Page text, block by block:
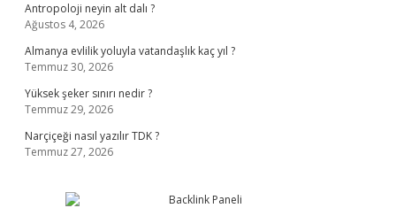
Antropoloji neyin alt dalı ?
Ağustos 4, 2026
Almanya evlilik yoluyla vatandaşlık kaç yıl ?
Temmuz 30, 2026
Yüksek şeker sınırı nedir ?
Temmuz 29, 2026
Narçiçeği nasıl yazılır TDK ?
Temmuz 27, 2026